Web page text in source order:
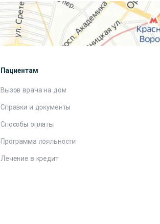
Пациентам
Вызов врача на дом
Справки и документы
Способы оплаты
Программа лояльности
Лечение в кредит